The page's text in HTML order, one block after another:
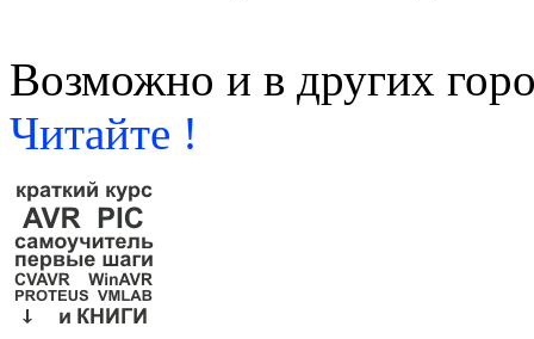
Возможно и в других
Читайте !